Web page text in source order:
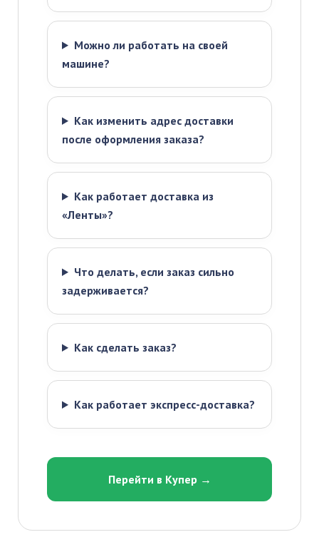
Можно ли работать на своей
машине?
Как изменить адрес доставки
после оформления заказа?
Как работает доставка из
«Ленты»?
Что делать, если заказ сильно
задерживается?
Как сделать заказ?
Как работает экспресс-доставка?
Перейти в Купер →